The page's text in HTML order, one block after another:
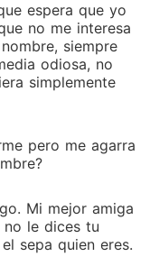
espera que yo
no me interesa
siempre
odiosa, no
simplemente
pero me agarra
Mi mejor amiga
le dices tu
sepa quien eres.